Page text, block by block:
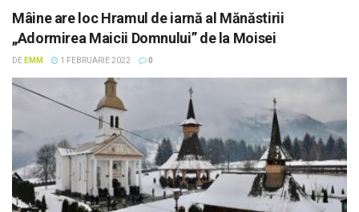
Mâine are loc Hramul de iarnă al Mănăstirii
„Adormirea Maicii Domnului” de la Moisei
DE EMM 1 FEBRUARIE 2022 0